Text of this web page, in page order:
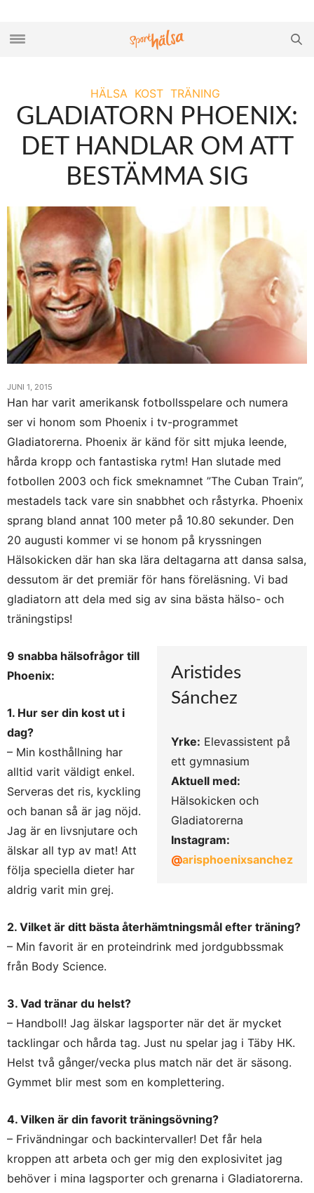
HÄLSA KOST TRÄNING
GLADIATORN PHOENIX:
DET HANDLAR OM ATT
BESTÄMMA SIG
JUNI 1, 2015
Han har varit amerikansk fotbollsspelare och numera
ser vi honom som Phoenix i tv-programmet
Gladiatorerna. Phoenix är känd för sitt mjuka leende,
hårda kropp och fantastiska rytm! Han slutade med
fotbollen 2003 och fick smeknamnet ”The Cuban Train”,
mestadels tack vare sin snabbhet och råstyrka. Phoenix
sprang bland annat 100 meter på 10.80 sekunder. Den
20 augusti kommer vi se honom på kryssningen
Hälsokicken där han ska lära deltagarna att dansa salsa,
dessutom är det premiär för hans föreläsning. Vi bad
gladiatorn att dela med sig av sina bästa hälso- och
träningstips!
Aristides
Sánchez
Yrke: Elevassistent på
ett gymnasium
Aktuell med:
Hälsokicken och
Gladiatorerna
Instagram:
@arisphoenixsanchez
9 snabba hälsofrågor till
Phoenix:
1. Hur ser din kost ut i
dag?
– Min kosthållning har
alltid varit väldigt enkel.
Serveras det ris, kyckling
och banan så är jag nöjd.
Jag är en livsnjutare och
älskar all typ av mat! Att
följa speciella dieter har
aldrig varit min grej.
2. Vilket är ditt bästa återhämtningsmål efter träning?
– Min favorit är en proteindrink med jordgubbssmak
från Body Science.
3. Vad tränar du helst?
– Handboll! Jag älskar lagsporter när det är mycket
tacklingar och hårda tag. Just nu spelar jag i Täby HK.
Helst två gånger/vecka plus match när det är säsong.
Gymmet blir mest som en komplettering.
4. Vilken är din favorit träningsövning?
– Frivändningar och backintervaller! Det får hela
kroppen att arbeta och ger mig den explosivitet jag
behöver i mina lagsporter och grenarna i Gladiatorerna.